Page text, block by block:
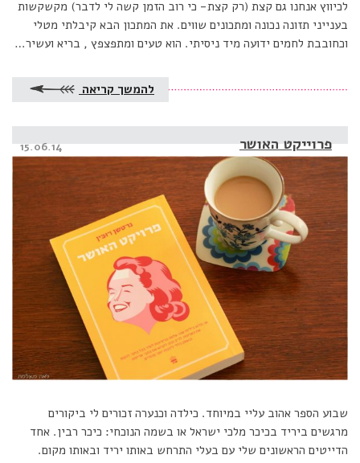
לכיווץ אנחנו גם קצת (רק קצת- כי רוב הזמן קשה לי לדבר) מקשקשות
בענייני תזונה נכונה ומתכונים שווים. את המתכון הבא קיבלתי מטלי
וכחובבת לחמים ידועה מיד ניסיתי. הוא טעים ומתפצפץ , בריא ועשיר…
להמשך קריאה
פרוייקט האושר Posted
on
15.06.14
שבוע הספר אהוב עליי במיוחד. כילדה וכנערה זכורים לי ביקורים
מרגשים ביריד בכיכר מלכי ישראל או בשמה הנוכחי: כיכר רבין. אחד
הדייטים הראשונים שלי עם בעלי התרחש באותו יריד ובאותו מקום.